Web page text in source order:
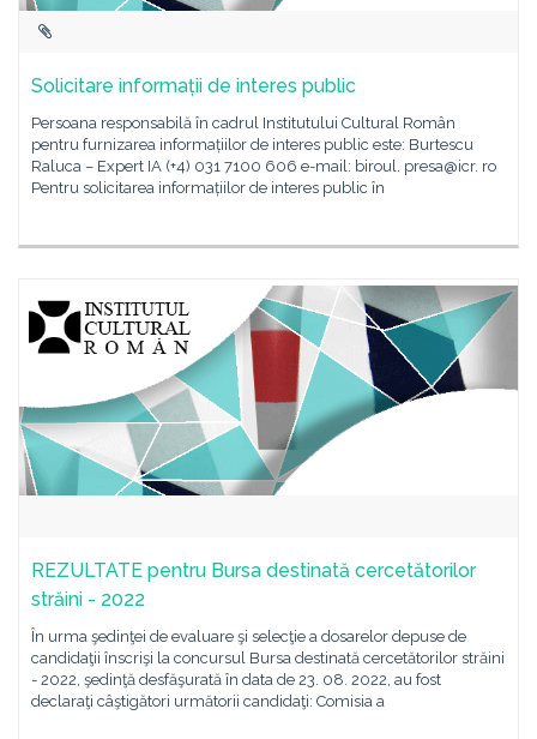
Solicitare informații de interes public
Persoana responsabilă în cadrul Institutului Cultural Român
pentru furnizarea informațiilor de interes public este: Burtescu
Raluca – Expert IA (+4) 031 7100 606 e-mail: biroul. presa@icr. ro
Pentru solicitarea informațiilor de interes public în
REZULTATE pentru Bursa destinată cercetătorilor
străini - 2022
În urma şedinţei de evaluare şi selecţie a dosarelor depuse de
candidaţii înscrişi la concursul Bursa destinată cercetătorilor străini
- 2022, şedinţă desfăşurată în data de 23. 08. 2022, au fost
declaraţi câştigători următorii candidaţi: Comisia a